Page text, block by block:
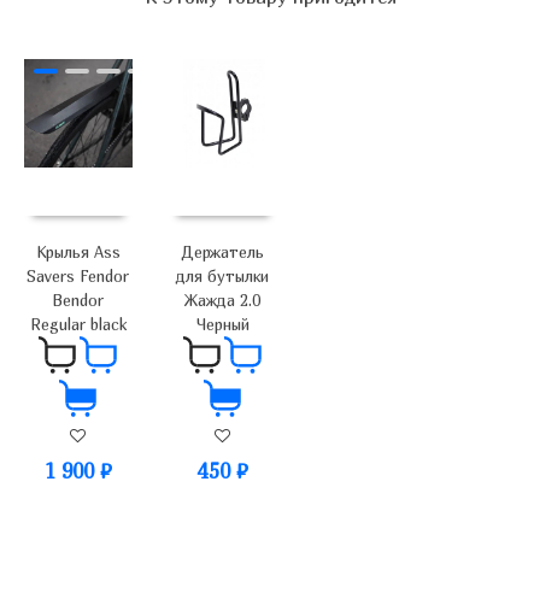
Крылья Ass
Savers Fendor
Bendor
Regular black
1 900 ₽
Держатель
для бутылки
Жажда 2.0
Черный
450 ₽